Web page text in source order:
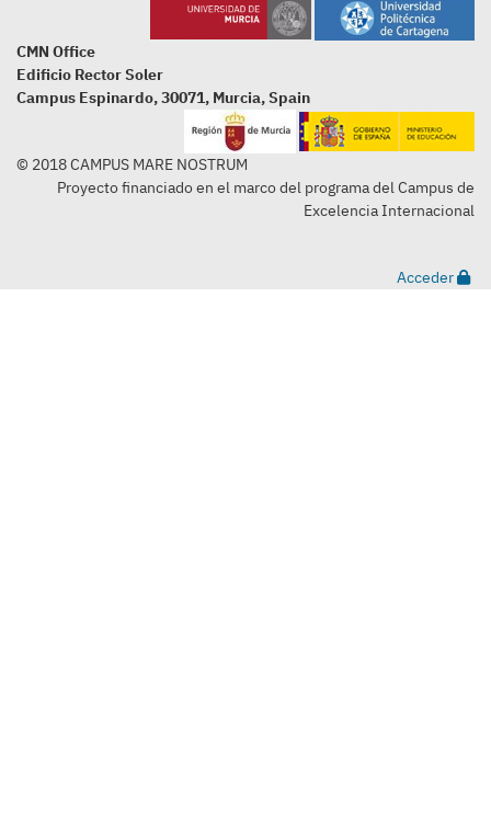
CMN Office
Edificio Rector Soler
Campus Espinardo, 30071, Murcia, Spain
© 2018 CAMPUS MARE NOSTRUM
Proyecto financiado en el marco del programa del Campus de
Excelencia Internacional
Acceder